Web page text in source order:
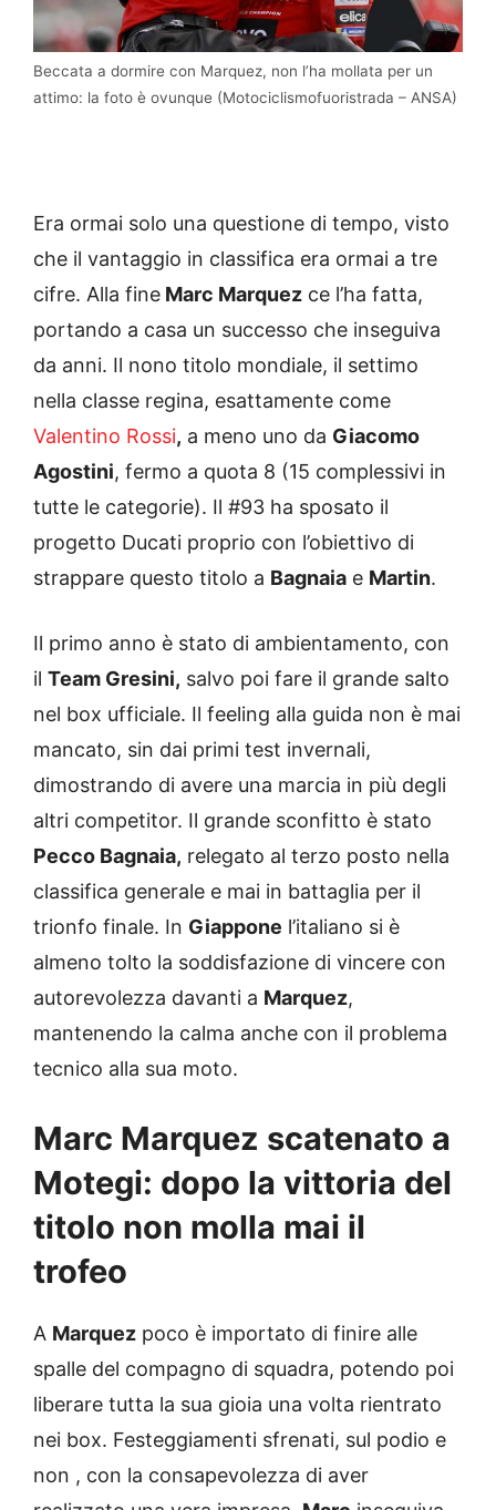
Beccata a dormire con Marquez, non l’ha mollata per un
attimo: la foto è ovunque (Motociclismofuoristrada – ANSA)
Era ormai solo una questione di tempo, visto
che il vantaggio in classifica era ormai a tre
cifre. Alla fine Marc Marquez ce l’ha fatta,
portando a casa un successo che inseguiva
da anni. Il nono titolo mondiale, il settimo
nella classe regina, esattamente come
Valentino Rossi, a meno uno da Giacomo
Agostini, fermo a quota 8 (15 complessivi in
tutte le categorie). Il #93 ha sposato il
progetto Ducati proprio con l’obiettivo di
strappare questo titolo a Bagnaia e Martin.
Il primo anno è stato di ambientamento, con
il Team Gresini, salvo poi fare il grande salto
nel box ufficiale. Il feeling alla guida non è mai
mancato, sin dai primi test invernali,
dimostrando di avere una marcia in più degli
altri competitor. Il grande sconfitto è stato
Pecco Bagnaia, relegato al terzo posto nella
classifica generale e mai in battaglia per il
trionfo finale. In Giappone l’italiano si è
almeno tolto la soddisfazione di vincere con
autorevolezza davanti a Marquez,
mantenendo la calma anche con il problema
tecnico alla sua moto.
Marc Marquez scatenato a
Motegi: dopo la vittoria del
titolo non molla mai il
trofeo
A Marquez poco è importato di finire alle
spalle del compagno di squadra, potendo poi
liberare tutta la sua gioia una volta rientrato
nei box. Festeggiamenti sfrenati, sul podio e
non , con la consapevolezza di aver